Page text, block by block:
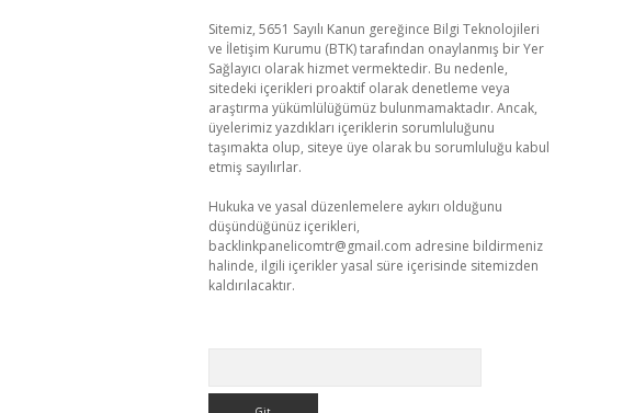
Sitemiz, 5651 Sayılı Kanun gereğince Bilgi Teknolojileri
ve İletişim Kurumu (BTK) tarafından onaylanmış bir Yer
Sağlayıcı olarak hizmet vermektedir. Bu nedenle,
sitedeki içerikleri proaktif olarak denetleme veya
araştırma yükümlülüğümüz bulunmamaktadır. Ancak,
üyelerimiz yazdıkları içeriklerin sorumluluğunu
taşımakta olup, siteye üye olarak bu sorumluluğu kabul
etmiş sayılırlar.
Hukuka ve yasal düzenlemelere aykırı olduğunu
düşündüğünüz içerikleri,
backlinkpanelicomtr@gmail.com adresine bildirmeniz
halinde, ilgili içerikler yasal süre içerisinde sitemizden
kaldırılacaktır.